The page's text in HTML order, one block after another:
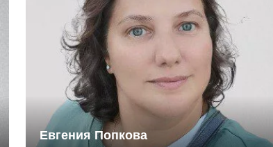
Евгения Попкова